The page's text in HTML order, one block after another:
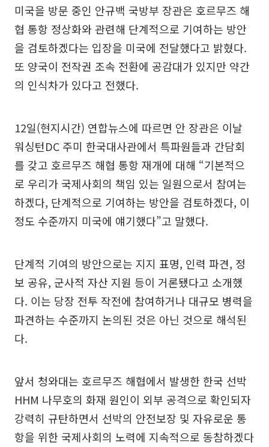
미국을 방문 중인 안규백 국방부 장관은 호르무즈 해
협 통항 정상화와 관련해 단계적으로 기여하는 방안
을 검토하겠다는 입장을 미국에 전달했다고 밝혔다.
또 양국이 전작권 조속 전환에 공감대가 있지만 약간
의 인식차가 있다고 전했다.
12일(현지시간) 연합뉴스에 따르면 안 장관은 이날
워싱턴DC 주미 한국대사관에서 특파원들과 간담회
를 갖고 호르무즈 해협 통항 재개에 대해 “기본적으
로 우리가 국제사회의 책임 있는 일원으로서 참여는
하겠다, 단계적으로 기여하는 방안을 검토하겠다, 이
정도 수준까지 미국에 얘기했다”고 말했다.
단계적 기여의 방안으로는 지지 표명, 인력 파견, 정
보 공유, 군사적 자산 지원 등이 거론됐다고 소개했
다. 이는 당장 전투 작전에 참여하거나 대규모 병력을
파견하는 수준까지 논의된 것은 아닌 것으로 해석된
다.
앞서 청와대는 호르무즈 해협에서 발생한 한국 선박
HHM 나무호의 화재 원인이 외부 공격으로 확인되자
강력히 규탄하면서 선박의 안전보장 및 자유로운 통
항을 위한 국제사회의 노력에 지속적으로 동참하겠다